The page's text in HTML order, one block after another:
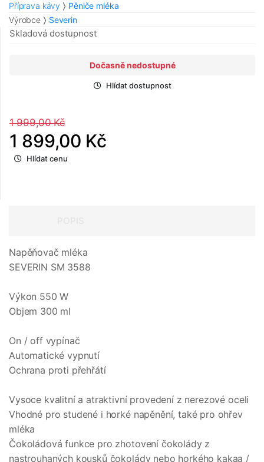
Příprava kávy
Pěniče mléka
Výrobce
Severin
Skladová dostupnost
Dočasně nedostupné
Hlídat dostupnost
1 999,00 Kč
1 899,00 Kč
Hlídat cenu
Napěňovač mléka
SEVERIN SM 3588
Výkon 550 W
Objem 300 ml
On / off vypínač
Automatické vypnutí
Ochrana proti přehřátí
Vysoce kvalitní a atraktivní provedení z nerezové oceli
Vhodné pro studené i horké napěnění, také pro ohřev
mléka
Čokoládová funkce pro zhotovení čokolády z
nastrouhaných kousků čokolády nebo horkého kakaa /